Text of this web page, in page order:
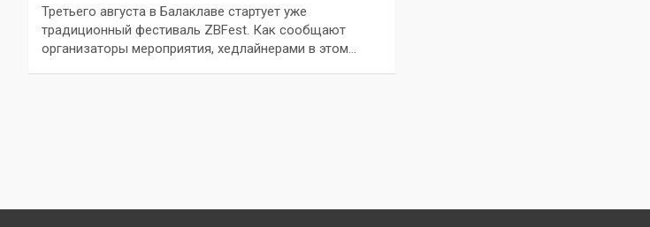
Третьего августа в Балаклаве стартует уже
традиционный фестиваль ZBFest. Как сообщают
организаторы мероприятия, хедлайнерами в этом…